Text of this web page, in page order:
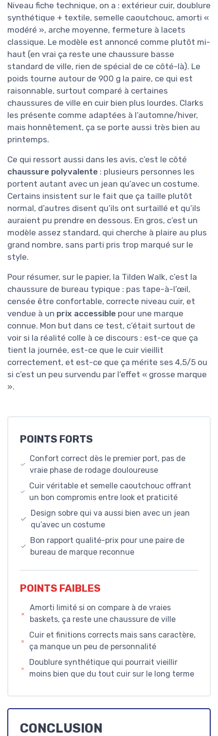
Niveau fiche technique, on a : extérieur cuir, doublure
synthétique + textile, semelle caoutchouc, amorti «
modéré », arche moyenne, fermeture à lacets
classique. Le modèle est annoncé comme plutôt mi-
haut (en vrai ça reste une chaussure basse
standard de ville, rien de spécial de ce côté-là). Le
poids tourne autour de 900 g la paire, ce qui est
raisonnable, surtout comparé à certaines
chaussures de ville en cuir bien plus lourdes. Clarks
les présente comme adaptées à l’automne/hiver,
mais honnêtement, ça se porte aussi très bien au
printemps.
Ce qui ressort aussi dans les avis, c’est le côté
chaussure polyvalente : plusieurs personnes les
portent autant avec un jean qu’avec un costume.
Certains insistent sur le fait que ça taille plutôt
normal, d’autres disent qu’ils ont surtaillé et qu’ils
auraient pu prendre en dessous. En gros, c’est un
modèle assez standard, qui cherche à plaire au plus
grand nombre, sans parti pris trop marqué sur le
style.
Pour résumer, sur le papier, la Tilden Walk, c’est la
chaussure de bureau typique : pas tape-à-l’œil,
censée être confortable, correcte niveau cuir, et
vendue à un prix accessible pour une marque
connue. Mon but dans ce test, c’était surtout de
voir si la réalité colle à ce discours : est-ce que ça
tient la journée, est-ce que le cuir vieillit
correctement, et est-ce que ça mérite ses 4,5/5 ou
si c’est un peu survendu par l’effet « grosse marque
».
POINTS FORTS
Confort correct dès le premier port, pas de
vraie phase de rodage douloureuse
Cuir véritable et semelle caoutchouc offrant
un bon compromis entre look et praticité
Design sobre qui va aussi bien avec un jean
qu’avec un costume
Bon rapport qualité-prix pour une paire de
bureau de marque reconnue
POINTS FAIBLES
Amorti limité si on compare à de vraies
baskets, ça reste une chaussure de ville
Cuir et finitions corrects mais sans caractère,
ça manque un peu de personnalité
Doublure synthétique qui pourrait vieillir
moins bien que du tout cuir sur le long terme
CONCLUSION